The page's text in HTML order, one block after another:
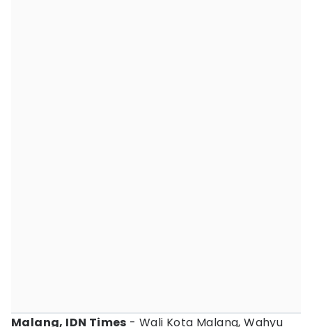
Malang, IDN Times - Wali Kota Malang, Wahyu